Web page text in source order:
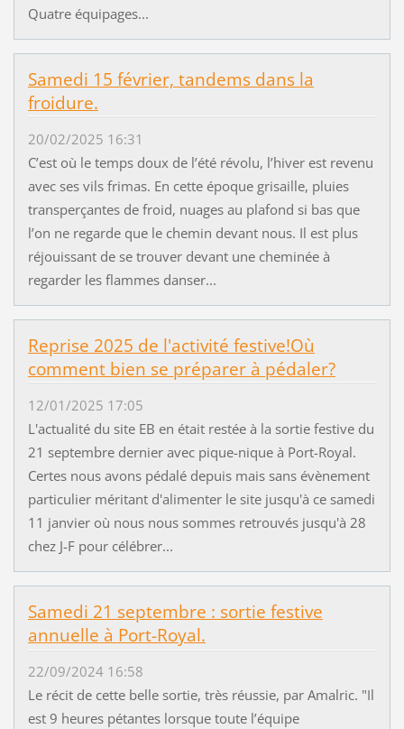
Quatre équipages...
Samedi 15 février, tandems dans la
froidure.
20/02/2025 16:31
C’est où le temps doux de l’été révolu, l’hiver est revenu
avec ses vils frimas. En cette époque grisaille, pluies
transperçantes de froid, nuages au plafond si bas que
l’on ne regarde que le chemin devant nous. Il est plus
réjouissant de se trouver devant une cheminée à
regarder les flammes danser...
Reprise 2025 de l'activité festive!Où
comment bien se préparer à pédaler?
12/01/2025 17:05
L'actualité du site EB en était restée à la sortie festive du
21 septembre dernier avec pique-nique à Port-Royal.
Certes nous avons pédalé depuis mais sans évènement
particulier méritant d'alimenter le site jusqu'à ce samedi
11 janvier où nous nous sommes retrouvés jusqu'à 28
chez J-F pour célébrer...
Samedi 21 septembre : sortie festive
annuelle à Port-Royal.
22/09/2024 16:58
Le récit de cette belle sortie, très réussie, par Amalric. "Il
est 9 heures pétantes lorsque toute l’équipe